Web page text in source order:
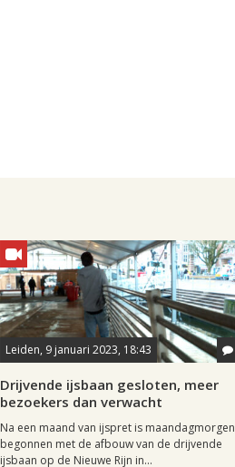
Leiden, 9 januari 2023, 18:43
Drijvende ijsbaan gesloten, meer
bezoekers dan verwacht
Na een maand van ijspret is maandagmorgen
begonnen met de afbouw van de drijvende
ijsbaan op de Nieuwe Rijn in...